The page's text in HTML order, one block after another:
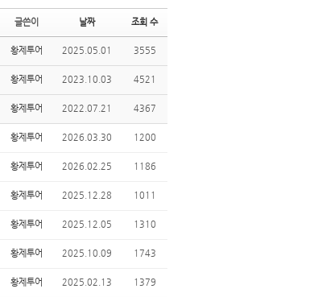
글쓴이 날짜 조회 수
황제투어 2025.05.01 3555
황제투어 2023.10.03 4521
황제투어 2022.07.21 4367
황제투어 2026.03.30 1200
황제투어 2026.02.25 1186
황제투어 2025.12.28 1011
황제투어 2025.12.05 1310
황제투어 2025.10.09 1743
황제투어 2025.02.13 1379